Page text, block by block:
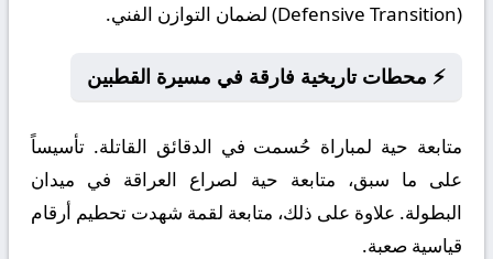
(Defensive Transition) لضمان التوازن الفني.
⚡ محطات تاريخية فارقة في مسيرة القطبين
متابعة حية لمباراة حُسمت في الدقائق القاتلة. تأسيساً
على ما سبق، متابعة حية لصراع العراقة في ميدان
البطولة. علاوة على ذلك، متابعة لقمة شهدت تحطيم أرقام
قياسية صعبة.